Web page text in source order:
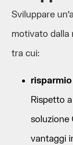
Sviluppare
motivato dalla
tra cui:
Rispetto
vantaggi